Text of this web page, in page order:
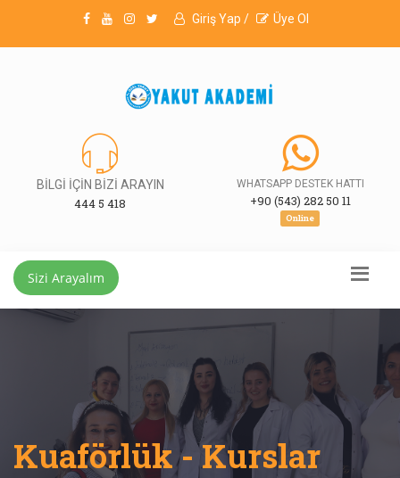
Giriş Yap / Üye Ol
BİLGİ İÇİN BİZİ ARAYIN
444 5 418
WHATSAPP DESTEK HATTI
+90 (543) 282 50 11
Online
Sizi Arayalım
Kuaförlük - Kurslar